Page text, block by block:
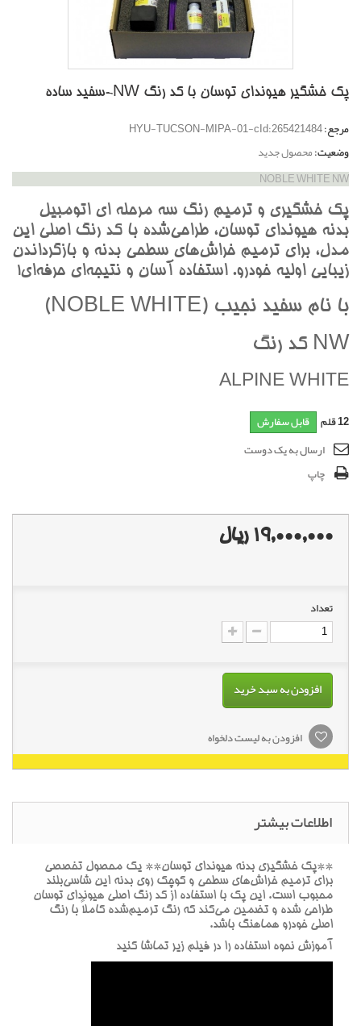
پک خشگير هیوندای توسان با کد رنگ NW-سفيد ساده
مرجع:HYU-TUCSON-MIPA-01-cId:265421484
وضعیت:محصول جدید
NOBLE WHITE NW
پک خشگيري و ترميم رنگ سه مرحله اي اتومبيل
بدنه هيونداي توسان، طراحي‌شده با کد رنگ اصلي اين
مدل، براي ترميم خراش‌هاي سطحي بدنه و بازگرداندن
زيبايي اوليه خودرو. استفاده آسان و نتيجه‌اي حرفه‌اي!
با نام سفيد نجيب (NOBLE WHITE)
NW کد رنگ
ALPINE WHITE
12قلم قابل سفارش
ارسال به یک دوست
چاپ
19,000,000 ریال
تعداد
افزودن به سبد خرید
افزودن به لیست دلخواه
اطلاعات بیشتر
**پک خشگيري بدنه هيونداي توسان** يک محصول تخصصي
براي ترميم خراش‌هاي سطحي و کوچک روي بدنه اين شاسي‌بلند
محبوب است. اين پک با استفاده از کد رنگ اصلي هيونداي توسان
طراحي شده و تضمين مي‌کند که رنگ ترميم‌شده کاملاً با رنگ
اصلي خودرو هماهنگ باشد.
آموزش نحوه استفاده را در فيلم زير تماشا کنيد